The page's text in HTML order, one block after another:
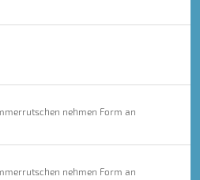
nehmen Form an
nehmen Form an